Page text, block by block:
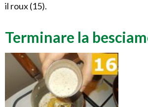
il roux (15).
Terminare la